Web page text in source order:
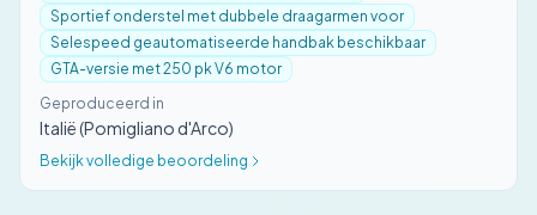
Sportief onderstel met dubbele draagarmen voor
Selespeed geautomatiseerde handbak beschikbaar
GTA-versie met 250 pk V6 motor
Geproduceerd in
Italië (Pomigliano d'Arco)
Bekijk volledige beoordeling